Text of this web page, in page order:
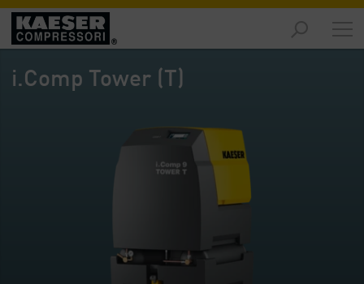
Prodotti
-
Riepilogo
i.Comp Tower (T)